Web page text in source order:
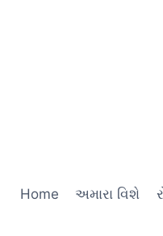
Home અમારા વિશે